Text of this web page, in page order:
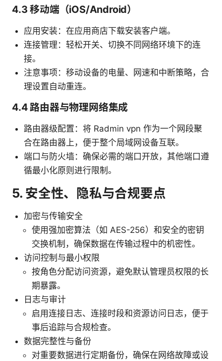
4.3 移动端（iOS/Android）
应用安装：在应用商店下载安装客户端。
连接管理：轻松开关、切换不同网络环境下的连
接。
注意事项：移动设备的电量、网速和中断策略，合
理设置自动重连。
4.4 路由器与物理网络集成
路由器级配置：将 Radmin vpn 作为一个网段聚
合在路由器上，便于整个局域网设备互联。
端口与防火墙：确保必需的端口开放，其他端口遵
循最小化原则进行限制。
5. 安全性、隐私与合规要点
加密与传输安全
使用强加密算法（如 AES-256）和安全的密钥
交换机制，确保数据在传输过程中的机密性。
访问控制与最小权限
按角色分配访问资源，避免默认管理员权限的长
期暴露。
日志与审计
启用连接日志、连接时段和资源访问日志，便于
事后追踪与合规检查。
数据完整性与备份
对重要数据进行定期备份，确保在网络故障或设